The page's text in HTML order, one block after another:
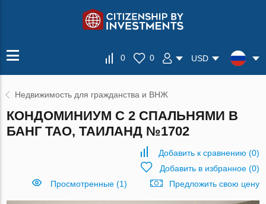
0 0 USD
Недвижимость для гражданства и ВНЖ
КОНДОМИНИУМ С 2 СПАЛЬНЯМИ В
БАНГ ТАО, ТАИЛАНД №1702
Добавить к сравнению (0)
Добавить в избранное(0)
Просмотренные (1)
Предложить свою цену